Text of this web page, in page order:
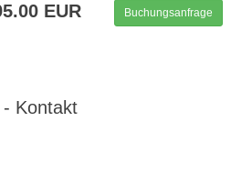
EUR Buchungsanfrage
- Kontakt